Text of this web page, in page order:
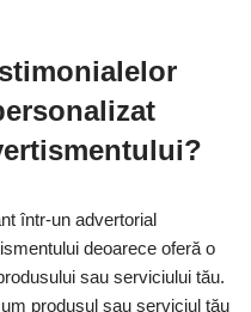
într-un advertorial
deoarece oferă o
sau serviciului tău.
produsul sau serviciul tău